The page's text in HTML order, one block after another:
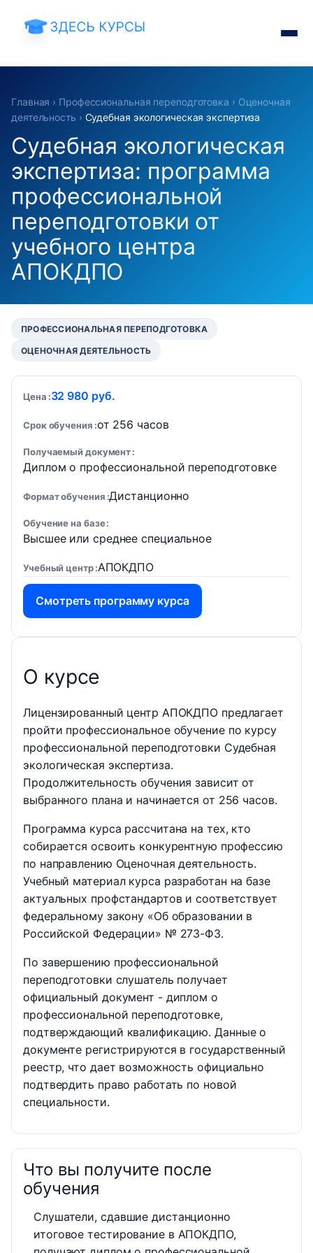
Главная › Профессиональная переподготовка › Оценочная
деятельность › Судебная экологическая экспертиза
Судебная экологическая
экспертиза: программа
профессиональной
переподготовки от
учебного центра
АПОКДПО
ПРОФЕССИОНАЛЬНАЯ ПЕРЕПОДГОТОВКА
ОЦЕНОЧНАЯ ДЕЯТЕЛЬНОСТЬ
Цена 32 980 руб.
Срок обучения от 256 часов
Получаемый документ
Диплом о профессиональной переподготовке
Формат обучения Дистанционно
Обучение на базе
Высшее или среднее специальное
Учебный центр АПОКДПО
Смотреть программу курса
О курсе
Лицензированный центр АПОКДПО предлагает
пройти профессиональное обучение по курсу
профессиональной переподготовки Судебная
экологическая экспертиза.
Продолжительность обучения зависит от
выбранного плана и начинается от 256 часов.
Программа курса рассчитана на тех, кто
собирается освоить конкурентную профессию
по направлению Оценочная деятельность.
Учебный материал курса разработан на базе
актуальных профстандартов и соответствует
федеральному закону «Об образовании в
Российской Федерации» № 273-ФЗ.
По завершению профессиональной
переподготовки слушатель получает
официальный документ - диплом о
профессиональной переподготовке,
подтверждающий квалификацию. Данные о
документе регистрируются в государственный
реестр, что дает возможность официально
подтвердить право работать по новой
специальности.
Что вы получите после
обучения
Слушатели, сдавшие дистанционно
итоговое тестирование в АПОКДПО,